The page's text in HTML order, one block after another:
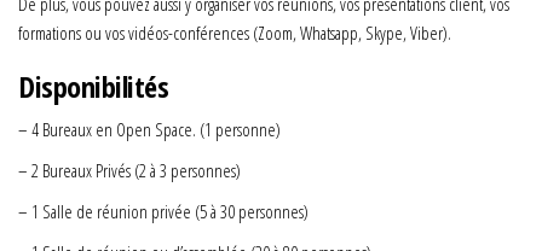
formations ou vos vidéos-conférences (Zoom, Whatsapp, Skype, Viber).
Disponibilités
– 4 Bureaux en Open Space. (1 personne)
– 2 Bureaux Privés (2 à 3 personnes)
– 1 Salle de réunion privée (5 à 30 personnes)